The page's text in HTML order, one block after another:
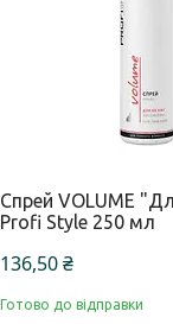
Спрей VOLUME
Profi Style 250 мл
136,50 ₴
Готово до відправки